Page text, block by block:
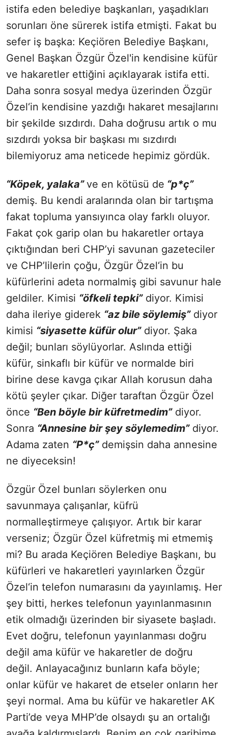
istifa eden belediye başkanları, yaşadıkları
sorunları öne sürerek istifa etmişti. Fakat bu
sefer iş başka: Keçiören Belediye Başkanı,
Genel Başkan Özgür Özel'in kendisine küfür
ve hakaretler ettiğini açıklayarak istifa etti.
Daha sonra sosyal medya üzerinden Özgür
Özel‘in kendisine yazdığı hakaret mesajlarını
bir şekilde sızdırdı. Daha doğrusu artık o mu
sızdırdı yoksa bir başkası mı sızdırdı
bilemiyoruz ama neticede hepimiz gördük.
“Köpek, yalaka”ve en kötüsü de “p*ç”
demiş. Bu kendi aralarında olan bir tartışma
fakat topluma yansıyınca olay farklı oluyor.
Fakat çok garip olan bu hakaretler ortaya
çıktığından beri CHP’yi savunan gazeteciler
ve CHP’lilerin çoğu, Özgür Özel‘in bu
küfürlerini adeta normalmiş gibi savunur hale
geldiler. Kimisi “öfkeli tepki”diyor. Kimisi
daha ileriye giderek “az bile söylemiş”diyor
kimisi “siyasette küfür olur”diyor. Şaka
değil; bunları söylüyorlar. Aslında ettiği
küfür, sinkaflı bir küfür ve normalde biri
birine dese kavga çıkar Allah korusun daha
kötü şeyler çıkar. Diğer taraftan Özgür Özel
önce “Ben böyle bir küfretmedim”diyor.
Sonra “Annesine bir şey söylemedim”diyor.
Adama zaten “P*ç”demişsin daha annesine
ne diyeceksin!
Özgür Özel bunları söylerken onu
savunmaya çalışanlar, küfrü
normalleştirmeye çalışıyor. Artık bir karar
verseniz; Özgür Özel küfretmiş mi etmemiş
mi? Bu arada Keçiören Belediye Başkanı, bu
küfürleri ve hakaretleri yayınlarken Özgür
Özel‘in telefon numarasını da yayınlamış. Her
şey bitti, herkes telefonun yayınlanmasının
etik olmadığı üzerinden bir siyasete başladı.
Evet doğru, telefonun yayınlanması doğru
değil ama küfür ve hakaretler de doğru
değil. Anlayacağınız bunların kafa böyle;
onlar küfür ve hakaret de etseler onların her
şeyi normal. Ama bu küfür ve hakaretler AK
Parti’de veya MHP’de olsaydı şu an ortalığı